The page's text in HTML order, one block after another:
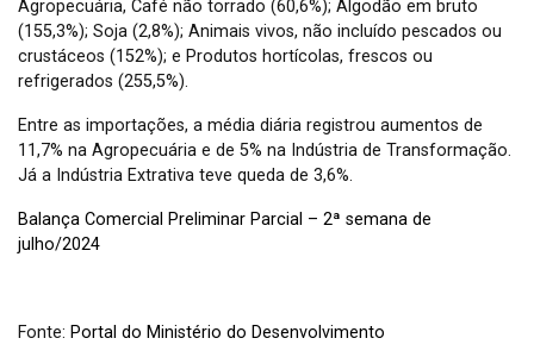
Agropecuária, Café não torrado (60,6%); Algodão em bruto
(155,3%); Soja (2,8%); Animais vivos, não incluído pescados ou
crustáceos (152%); e Produtos hortícolas, frescos ou
refrigerados (255,5%).
Entre as importações, a média diária registrou aumentos de
11,7% na Agropecuária e de 5% na Indústria de Transformação.
Já a Indústria Extrativa teve queda de 3,6%.
Balança Comercial Preliminar Parcial – 2ª semana de
julho/2024
Fonte: Portal do Ministério do Desenvolvimento